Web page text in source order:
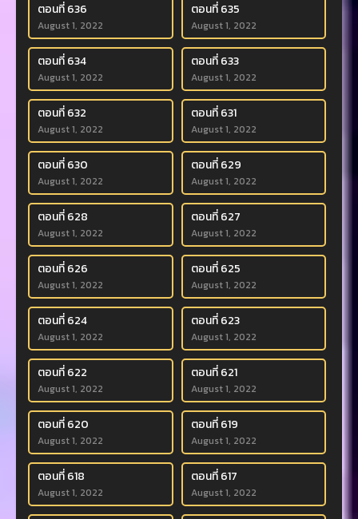
ตอนที่ 636
August 1, 2022
ตอนที่ 635
August 1, 2022
ตอนที่ 634
August 1, 2022
ตอนที่ 633
August 1, 2022
ตอนที่ 632
August 1, 2022
ตอนที่ 631
August 1, 2022
ตอนที่ 630
August 1, 2022
ตอนที่ 629
August 1, 2022
ตอนที่ 628
August 1, 2022
ตอนที่ 627
August 1, 2022
ตอนที่ 626
August 1, 2022
ตอนที่ 625
August 1, 2022
ตอนที่ 624
August 1, 2022
ตอนที่ 623
August 1, 2022
ตอนที่ 622
August 1, 2022
ตอนที่ 621
August 1, 2022
ตอนที่ 620
August 1, 2022
ตอนที่ 619
August 1, 2022
ตอนที่ 618
August 1, 2022
ตอนที่ 617
August 1, 2022